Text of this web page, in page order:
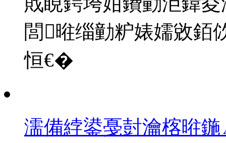
閭暀缁勭粐婊嬬敓銆
恒€�
濡備綍鍙戞尌瀹楁暀